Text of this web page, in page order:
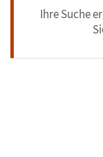
Ihre Suche